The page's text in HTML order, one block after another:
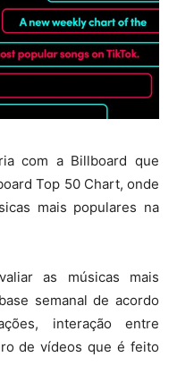
com a Billboard que
Top 50 Chart, onde
mais populares na
as músicas mais
semanal de acordo
interação entre
de vídeos que é feito